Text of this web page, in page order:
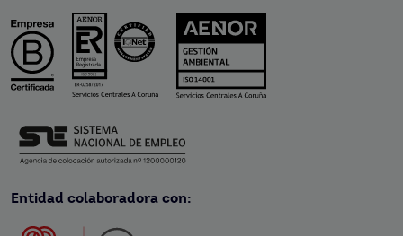
Entidad colaboradora con: